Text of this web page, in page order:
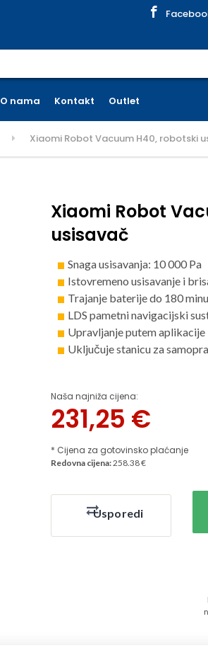
O nama Kontakt Outlet
Xiaomi Robot Vacuum H40, robotski
Xiaomi Robot
usisavač
Snaga usisavanja: 10 000 Pa
Istovremeno usisavanje i
Trajanje baterije do 180
LDS pametni navigacijski
Upravljanje putem aplikacije
Uključuje stanicu za
Naša najniža cijena:
231,25 €
* Cijena za gotovinsko plaćanje
Redovna cijena:258.38 €
Usporedi